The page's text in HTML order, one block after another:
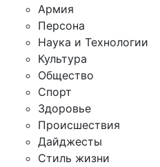
Армия
Персона
Наука и Технологии
Культура
Общество
Спорт
Здоровье
Происшествия
Дайджесты
Стиль жизни